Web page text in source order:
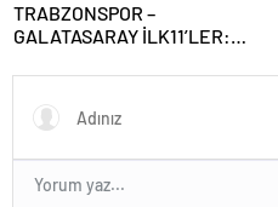
TRABZONSPOR –
GALATASARAY İLK11’LER:
maçı hangi kanalda, saat
kaçta?